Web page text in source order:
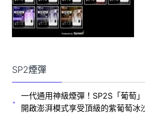
SP2煙彈
一代通用神級煙彈！SP2S「葡萄
開啟澎湃模式享受頂級的紫葡萄冰